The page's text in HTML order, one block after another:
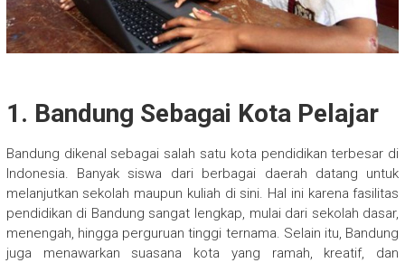
1. Bandung Sebagai Kota Pelajar
Bandung dikenal sebagai salah satu kota pendidikan terbesar di
Indonesia. Banyak siswa dari berbagai daerah datang untuk
melanjutkan sekolah maupun kuliah di sini. Hal ini karena fasilitas
pendidikan di Bandung sangat lengkap, mulai dari sekolah dasar,
menengah, hingga perguruan tinggi ternama. Selain itu, Bandung
juga menawarkan suasana kota yang ramah, kreatif, dan